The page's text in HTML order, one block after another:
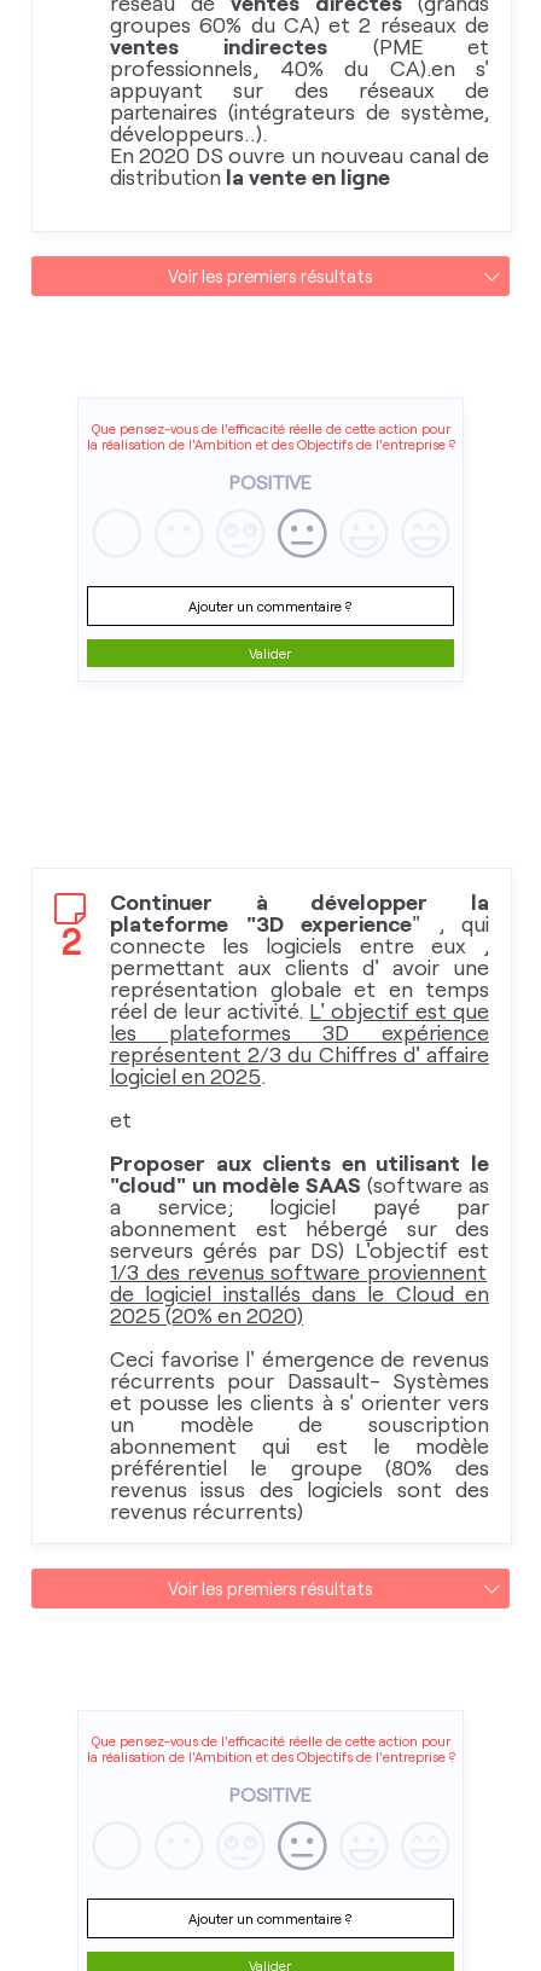
groupes 60% du CA) et 2 réseaux de
ventes indirectes (PME et
professionnels, 40% du CA).en s'
appuyant sur des réseaux de
partenaires (intégrateurs de système,
développeurs..).
En 2020 DS ouvre un nouveau canal de
distribution la vente en ligne
Voir les premiers résultats
Que pensez-vous de l'efficacité réelle de cette action pour
la réalisation de l'Ambition et des Objectifs de l'entreprise ?
POSITIVE
Ajouter un commentaire ?
Valider
2
Continuer à développer la
plateforme "3D experience" , qui
connecte les logiciels entre eux ,
permettant aux clients d' avoir une
représentation globale et en temps
réel de leur activité. L' objectif est que
les plateformes 3D expérience
représentent 2/3 du Chiffres d' affaire
logiciel en 2025.
et
Proposer aux clients en utilisant le
"cloud" un modèle SAAS (software as
a service; logiciel payé par
abonnement est hébergé sur des
serveurs gérés par DS) L'objectif est
1/3 des revenus software proviennent
de logiciel installés dans le Cloud en
2025 (20% en 2020)
Ceci favorise l' émergence de revenus
récurrents pour Dassault- Systèmes
et pousse les clients à s' orienter vers
un modèle de souscription
abonnement qui est le modèle
préférentiel le groupe (80% des
revenus issus des logiciels sont des
revenus récurrents)
Voir les premiers résultats
Que pensez-vous de l'efficacité réelle de cette action pour
la réalisation de l'Ambition et des Objectifs de l'entreprise ?
POSITIVE
Ajouter un commentaire ?
Valider